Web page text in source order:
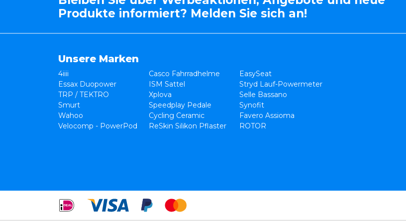
Produkte informiert? Melden Sie sich an!
Unsere Marken
4iiii Casco Fahrradhelme
EasySeat
Essax Duopower
ISM Sattel
Stryd Lauf-Powermeter
TRP / TEKTRO
Xplova
Selle Bassano
Smurt
Speedplay Pedale
Synofit
Wahoo
Cycling Ceramic
Favero Assioma
Velocomp - PowerPod
ReSkin Silikon Pflaster ROTOR